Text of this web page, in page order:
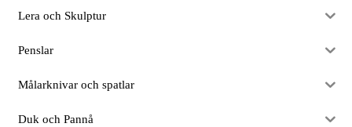
Lera och Skulptur
Penslar
Målarknivar och spatlar
Duk och Pannå